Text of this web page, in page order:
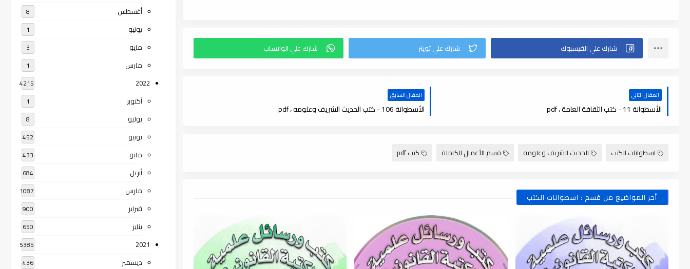
المقال التالي
الأسطوانة 11 - كتب الثقافة العامة ، pdf
المقال السابق
الأسطوانة 106 - كتب الحديث الشريف وعلومه ، pdf
اسطوانات الكتب الحديث الشريف وعلومه قسم الأعمال الكاملة كتب pdf
أخر المواضيع من قسم : اسطوانات الكتب
أغسطس 8
يونيو 1
مايو 3
مارس 1
2022
4215
أكتوبر 1
يوليو 8
يونيو 452
مايو 433
أبريل 684
مارس 1087
فبراير 900
يناير 650
2021
5385
ديسمبر 436